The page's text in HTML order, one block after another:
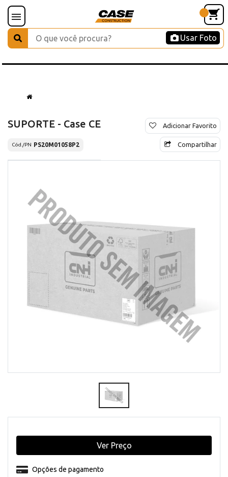
Usar Foto
SUPORTE - Case CE
Cód./PN PS20M01058P2
Adicionar Favorito
Compartilhar
Opções de pagamento
Ver Preço